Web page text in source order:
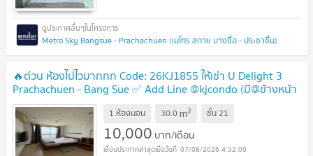
Metro Sky Bangsue - Prachachuen (เมโทร สกาย บางซื่อ - ประชาชื่น)
🔥ด่วน ห้องไปไวมากกก Code: 26KJ1855 ให้เช่า U Delight 3
Prachachuen - Bang Sue ✅ Add Line @kjcondo (มี@ข้างหน้า
ด้วยนะคะ)
1 ห้องนอน 30.0 m2 ชั้น21
10,000 บาท/เดือน
07/08/2026 4:32:00